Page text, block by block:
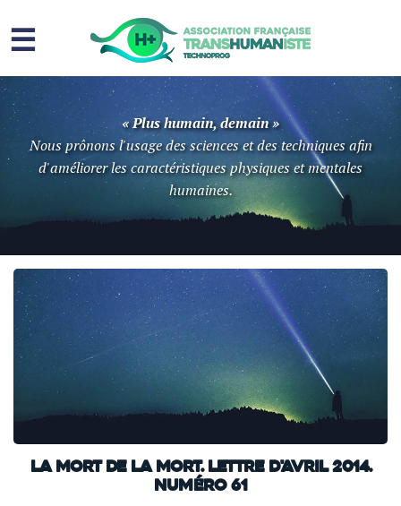
☰
Homme augmenté
Immortalité ?
Question sociale
Risques
Contact
« Plus humain, demain »
Nous prônons l'usage des sciences et des techniques afin
d'améliorer les caractéristiques physiques et mentales
humaines.
La mort de la mort. Lettre d'avril 2014.
Numéro 61